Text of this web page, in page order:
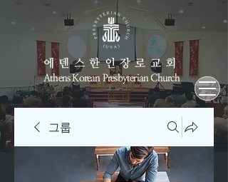
에덴스한인장로교회
Athens Korean Presbyterian Church
그룹